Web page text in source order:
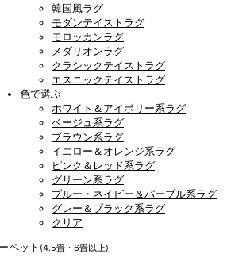
韓国風ラグ
モダンテイストラグ
モロッカンラグ
メダリオンラグ
クラシックテイストラグ
エスニックテイストラグ
色で選ぶ
ホワイト＆アイボリー系ラグ
ベージュ系ラグ
ブラウン系ラグ
イエロー＆オレンジ系ラグ
ピンク＆レッド系ラグ
グリーン系ラグ
ブルー・ネイビー＆パープル系ラグ
グレー＆ブラック系ラグ
クリア
ペット (4.5畳・6畳以上)